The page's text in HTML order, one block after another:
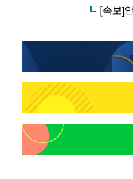
[속보]